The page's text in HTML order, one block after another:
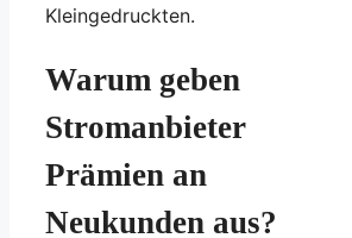
Kleingedruckten.
Warum geben
Stromanbieter
Prämien an
Neukunden aus?